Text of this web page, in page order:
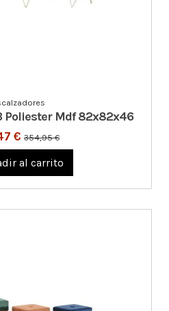
Poliester Mdf 82x82x46
€ 354,95 €
al carrito